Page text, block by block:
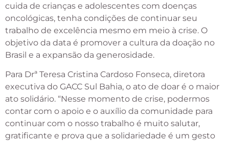
cuida de crianças e adolescentes com doenças
oncológicas, tenha condições de continuar seu
trabalho de excelência mesmo em meio à crise. O
objetivo da data é promover a cultura da doação no
Brasil e a expansão da generosidade.
Para Drª Teresa Cristina Cardoso Fonseca, diretora
executiva do GACC Sul Bahia, o ato de doar é o maior
ato solidário. “Nesse momento de crise, podermos
contar com o apoio e o auxílio da comunidade para
continuar com o nosso trabalho é muito salutar,
gratificante e prova que a solidariedade é um gesto